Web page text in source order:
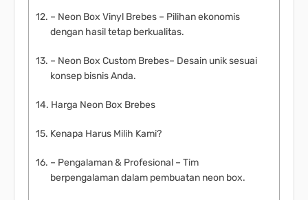
– Neon Box Vinyl Brebes – Pilihan ekonomis
dengan hasil tetap berkualitas.
– Neon Box Custom Brebes– Desain unik sesuai
konsep bisnis Anda.
Harga Neon Box Brebes
Kenapa Harus Milih Kami?
– Pengalaman & Profesional – Tim
berpengalaman dalam pembuatan neon box.